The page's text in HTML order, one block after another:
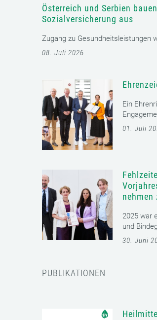
Österreich und Serbien
Sozialversicherung aus
Zugang zu Gesundheitsleistungen
08. Juli 2026
Ein
01. Juli
nehmen
2025 war
und
30. Juni
PUBLIKATIONEN